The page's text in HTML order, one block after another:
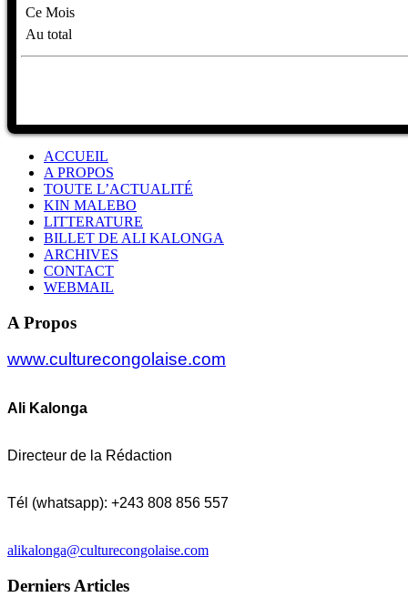
Ce Mois
Au total
ACCUEIL
A PROPOS
TOUTE L’ACTUALITÉ
KIN MALEBO
LITTERATURE
BILLET DE ALI KALONGA
ARCHIVES
CONTACT
WEBMAIL
A Propos
www.culturecongolaise.com
Ali Kalonga
Directeur de la Rédaction
Tél (whatsapp): +243 808 856 557
alikalonga@culturecongolaise.com
Derniers Articles